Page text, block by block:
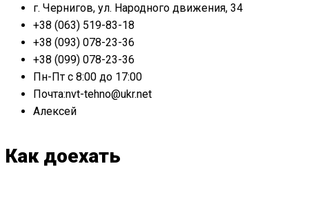
г. Чернигов, ул. Народного движения, 34
+38 (063) 519-83-18
+38 (093) 078-23-36
+38 (099) 078-23-36
Пн-Пт с 8:00 до 17:00
Почта:nvt-tehno@ukr.net
Алексей
Как доехать